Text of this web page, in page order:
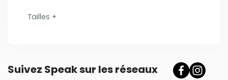
Tailles +
Suivez Speak sur les réseaux